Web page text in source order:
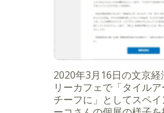
2020年3月16日の文京
リーカフェで「タイル
チーフに」としてスペ